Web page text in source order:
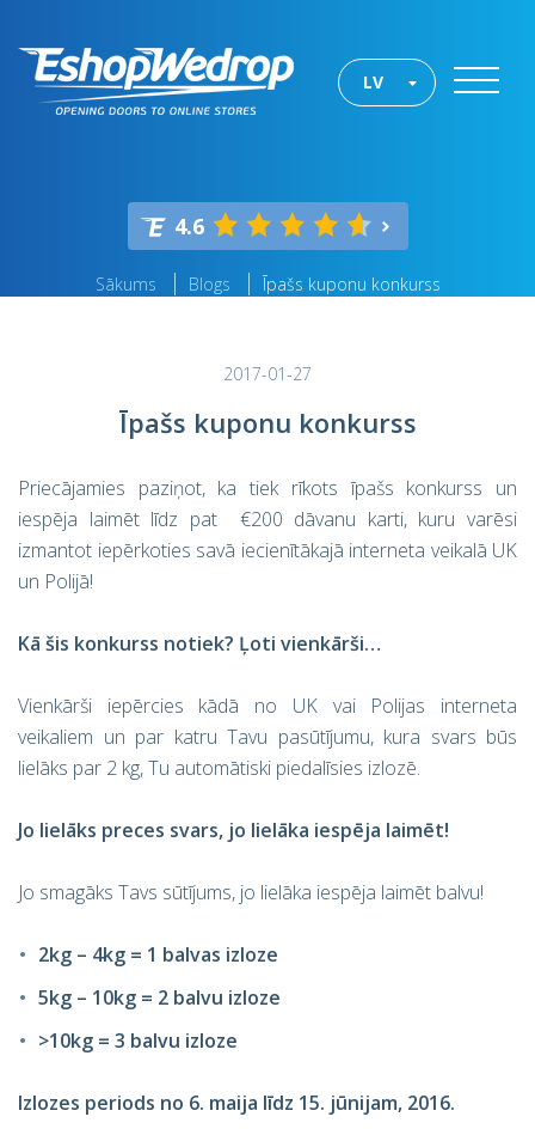
LV
4.6
Sākums Blogs Īpašs kuponu konkurss
2017-01-27
Īpašs kuponu konkurss
Priecājamies paziņot, ka tiek rīkots īpašs konkurss un
iespēja laimēt līdz pat €200 dāvanu karti, kuru varēsi
izmantot iepērkoties savā iecienītākajā interneta veikalā UK
un Polijā!
Kā šis konkurss notiek? Ļoti vienkārši…
Vienkārši iepērcies kādā no UK vai Polijas interneta
veikaliem un par katru Tavu pasūtījumu, kura svars būs
lielāks par 2 kg, Tu automātiski piedalīsies izlozē.
Jo lielāks preces svars, jo lielāka iespēja laimēt!
Jo smagāks Tavs sūtījums, jo lielāka iespēja laimēt balvu!
2kg – 4kg = 1 balvas izloze
5kg – 10kg = 2 balvu izloze
>10kg = 3 balvu izloze
Izlozes periods no 6. maija līdz 15. jūnijam, 2016.